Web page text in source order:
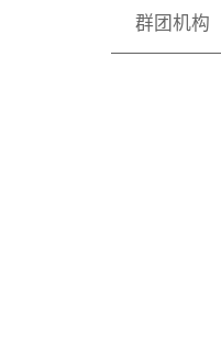
群团机构